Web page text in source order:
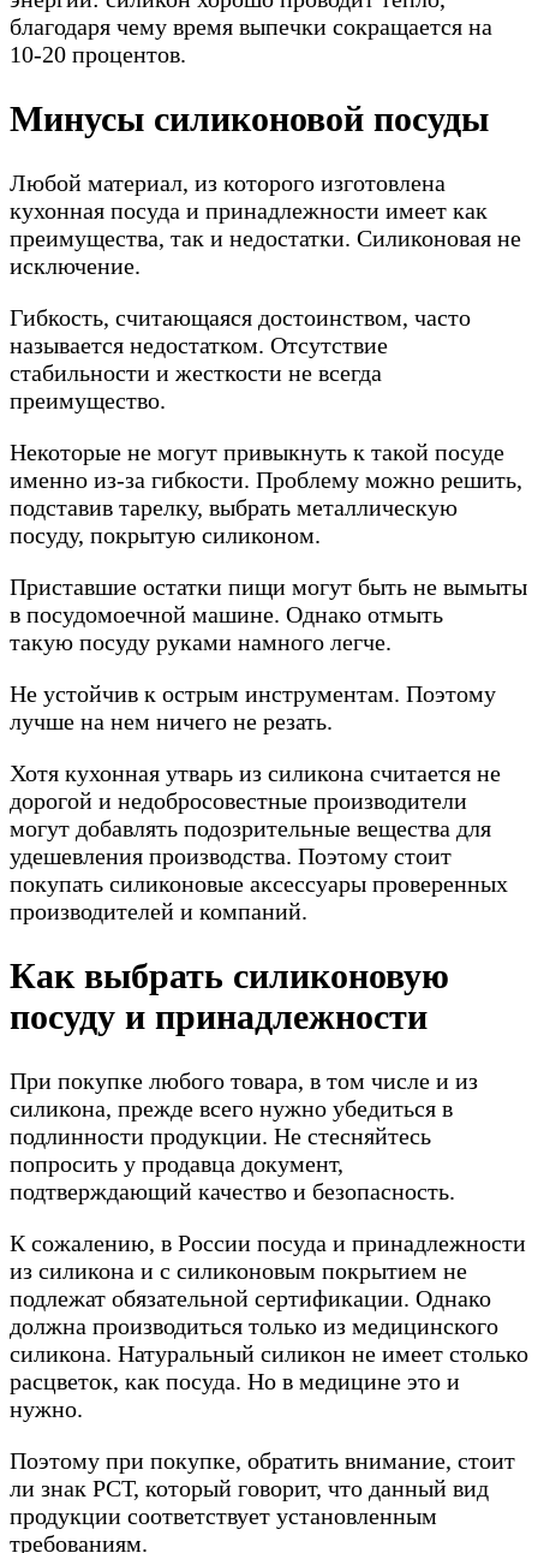
благодаря чему время выпечки сокращается на
10-20 процентов.
Минусы силиконовой посуды
Любой материал, из которого изготовлена
кухонная посуда и принадлежности имеет как
преимущества, так и недостатки. Силиконовая не
исключение.
Гибкость, считающаяся достоинством, часто
называется недостатком. Отсутствие
стабильности и жесткости не всегда
преимущество.
Некоторые не могут привыкнуть к такой посуде
именно из-за гибкости. Проблему можно решить,
подставив тарелку, выбрать металлическую
посуду, покрытую силиконом.
Приставшие остатки пищи могут быть не вымыты
в посудомоечной машине. Однако отмыть
такую посуду руками намного легче.
Не устойчив к острым инструментам. Поэтому
лучше на нем ничего не резать.
Хотя кухонная утварь из силикона считается не
дорогой и недобросовестные производители
могут добавлять подозрительные вещества для
удешевления производства. Поэтому стоит
покупать силиконовые аксессуары проверенных
производителей и компаний.
Как выбрать силиконовую
посуду и принадлежности
При покупке любого товара, в том числе и из
силикона, прежде всего нужно убедиться в
подлинности продукции. Не стесняйтесь
попросить у продавца документ,
подтверждающий качество и безопасность.
К сожалению, в России посуда и принадлежности
из силикона и с силиконовым покрытием не
подлежат обязательной сертификации. Однако
должна производиться только из медицинского
силикона. Натуральный силикон не имеет столько
расцветок, как посуда. Но в медицине это и
нужно.
Поэтому при покупке, обратить внимание, стоит
ли знак РСТ, который говорит, что данный вид
продукции соответствует установленным
требованиям.